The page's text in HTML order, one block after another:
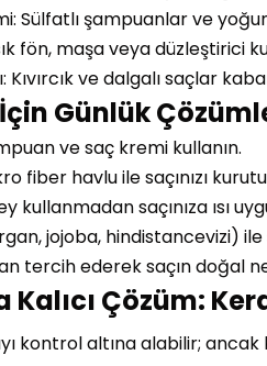
Sülfatlı şampuanlar ve
fön, maşa veya düzleştirici
Kıvırcık ve dalgalı saçlar
Günlük
ve saç kremi kullanın.
fiber havlu ile saçınızı
kullanmadan saçınıza ısı
jojoba, hindistancevizi) ile
tercih ederek saçın doğal
Çözüm:
kontrol altına alabilir; ancak